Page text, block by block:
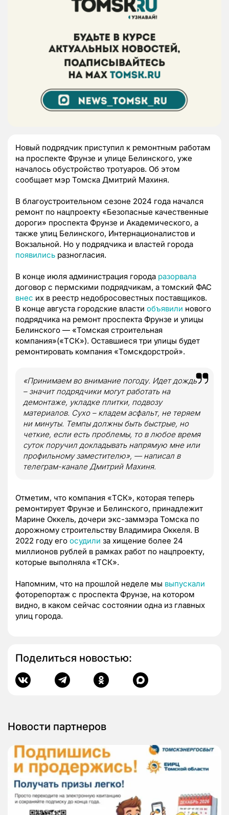
Новый подрядчик приступил к ремонтным работам
на проспекте Фрунзе и улице Белинского, уже
началось обустройство тротуаров. Об этом
сообщает мэр Томска Дмитрий Махиня.
В благоустроительном сезоне 2024 года начался
ремонт по нацпроекту «Безопасные качественные
дороги» проспекта Фрунзе и Академического, а
также улиц Белинского, Интернационалистов и
Вокзальной. Но у подрядчика и властей города
появились разногласия.
В конце июля администрация города разорвала
договор с пермскими подрядчикам, а томский ФАС
внес их в реестр недобросовестных поставщиков.
В конце августа городские власти объявили нового
подрядчика на ремонт проспекта Фрунзе и улицы
Белинского — «Томская строительная
компания»(«ТСК»). Оставшиеся три улицы будет
ремонтировать компания «Томскдорстрой».
«Принимаем во внимание погоду. Идет дождь
– значит подрядчики могут работать на
демонтаже, укладке плитки, подвозу
материалов. Сухо – кладем асфальт, не теряем
ни минуты. Темпы должны быть быстрые, но
четкие, если есть проблемы, то в любое время
суток поручил докладывать напрямую мне или
профильному заместителю», — написал в
телеграм-канале Дмитрий Махиня.
Отметим, что компания «ТСК», которая теперь
ремонтирует Фрунзе и Белинского, принадлежит
Марине Оккель, дочери экс-заммэра Томска по
дорожному строительству Владимира Оккеля. В
2022 году его осудили за хищение более 24
миллионов рублей в рамках работ по нацпроекту,
которые выполняла «ТСК».
Напомним, что на прошлой неделе мы выпускали
фоторепортаж с проспекта Фрунзе, на котором
видно, в каком сейчас состоянии одна из главных
улиц города.
Поделиться новостью:
Новости партнеров